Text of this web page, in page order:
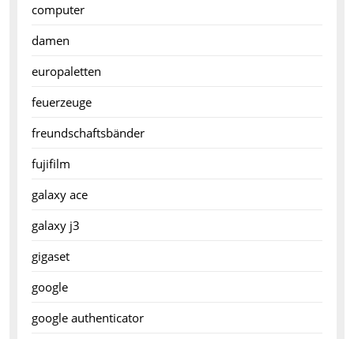
computer
damen
europaletten
feuerzeuge
freundschaftsbänder
fujifilm
galaxy ace
galaxy j3
gigaset
google
google authenticator